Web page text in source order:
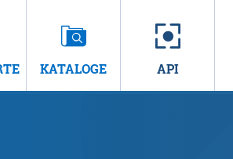
KATALOGE API